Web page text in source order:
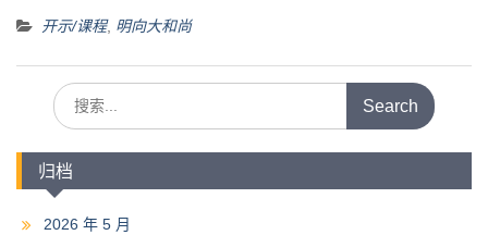
开示/课程, 明向大和尚
Search
for:
归档
2026 年 5 月